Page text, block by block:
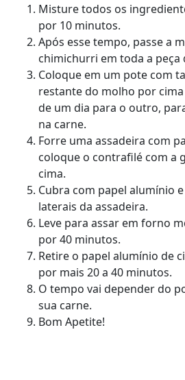
Misture todos os
por 10 minutos.
Após esse tempo, passe a
chimichurri em toda a peça
Coloque em um pote com
restante do molho por
de um dia para o outro,
na carne.
Forre uma assadeira com
coloque o contrafilé com a
cima.
Cubra com papel alumínio
laterais da assadeira.
Leve para assar em forno
por 40 minutos.
Retire o papel alumínio de
por mais 20 a 40 minutos.
O tempo vai depender do
sua carne.
Bom Apetite!